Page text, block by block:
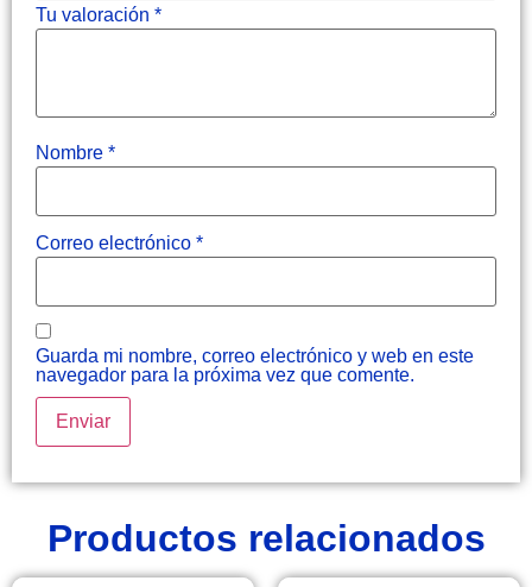
Tu valoración *
Nombre *
Correo electrónico *
Guarda mi nombre, correo electrónico y web en este
navegador para la próxima vez que comente.
Productos relacionados